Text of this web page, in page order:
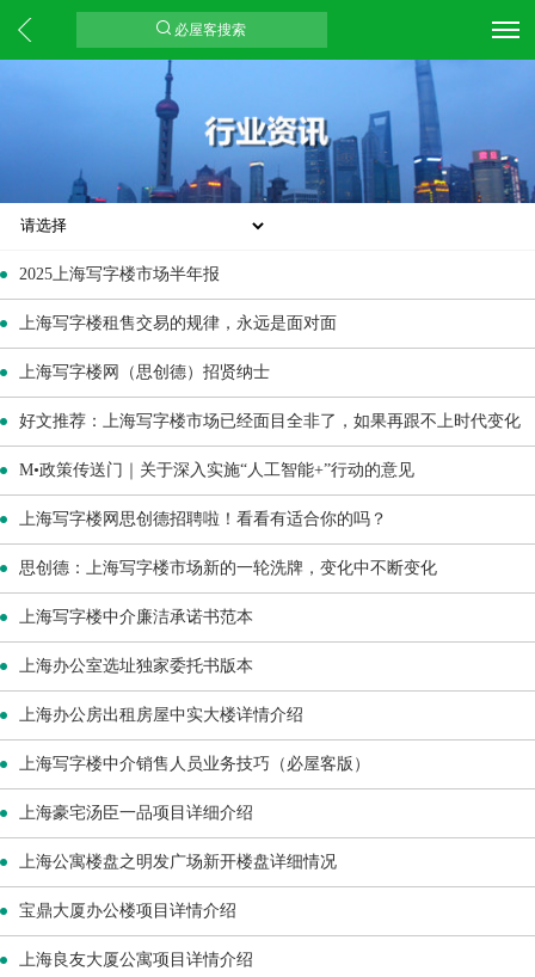
必屋客搜索
2025上海写字楼市场半年报
上海写字楼租售交易的规律，永远是面对面
上海写字楼网（思创德）招贤纳士
好文推荐：上海写字楼市场已经面目全非了，如果再跟不上时代变化
有些人就会被淘汰了
M•政策传送门｜关于深入实施“人工智能+”行动的意见
上海写字楼网思创德招聘啦！看看有适合你的吗？
思创德：上海写字楼市场新的一轮洗牌，变化中不断变化
上海写字楼中介廉洁承诺书范本
上海办公室选址独家委托书版本
上海办公房出租房屋中实大楼详情介绍
上海写字楼中介销售人员业务技巧（必屋客版）
上海豪宅汤臣一品项目详细介绍
上海公寓楼盘之明发广场新开楼盘详细情况
宝鼎大厦办公楼项目详情介绍
上海良友大厦公寓项目详情介绍